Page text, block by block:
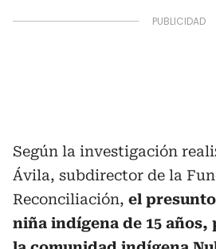
Según la investigación
Ávila, subdirector de la
Reconciliación, el
niña indígena de 15 años,